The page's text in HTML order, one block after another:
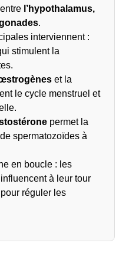
l’hypothalamus,
.
interviennent :
stimulent la
et la
le cycle menstruel et
permet la
spermatozoïdes à
en boucle : les
à leur tour
pour réguler les